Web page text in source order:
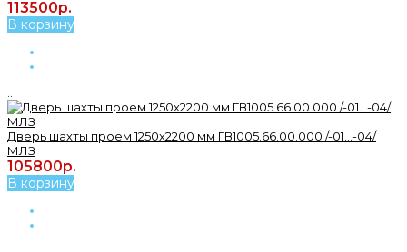
113500р.
В корзину
Дверь шахты проем 1250х2200 мм ГВ1005.66.00.000 /-01...-04/
МЛЗ
105800р.
В корзину